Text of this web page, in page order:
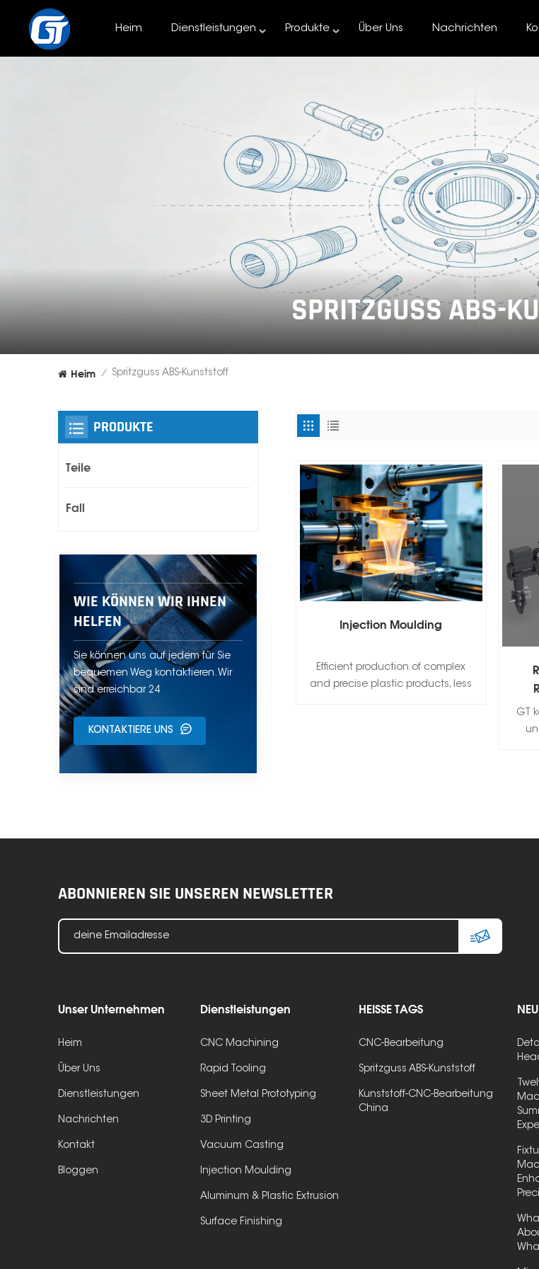
Heim Dienstleistungen Produkte Über Uns Nachrichten
SPRITZGUSS ABS-
Heim / Spritzguss ABS-Kunststoff
Injection Moulding
Efficient production of complex
and precise plastic products, less
GT
PRODUKTE
Teile
Fall
WIE KÖNNEN WIR IHNEN
HELFEN
Sie können uns auf jedem für Sie
bequemen Weg kontaktieren. Wir
sind erreichbar 24
KONTAKTIERE UNS
ABONNIEREN SIE UNSEREN NEWSLETTER
Unser Unternehmen
Heim
Über Uns
Dienstleistungen
Nachrichten
Kontakt
Bloggen
Dienstleistungen
CNC Machining
Rapid Tooling
Sheet Metal Prototyping
3D Printing
Vacuum Casting
Injection Moulding
Aluminum & Plastic Extrusion
Surface Finishing
HEISSE TAGS
CNC-Bearbeitung
Spritzguss ABS-Kunststoff
Kunststoff-CNC-Bearbeitung
China